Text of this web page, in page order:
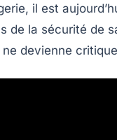
il est
de la sécurité de
ne devienne